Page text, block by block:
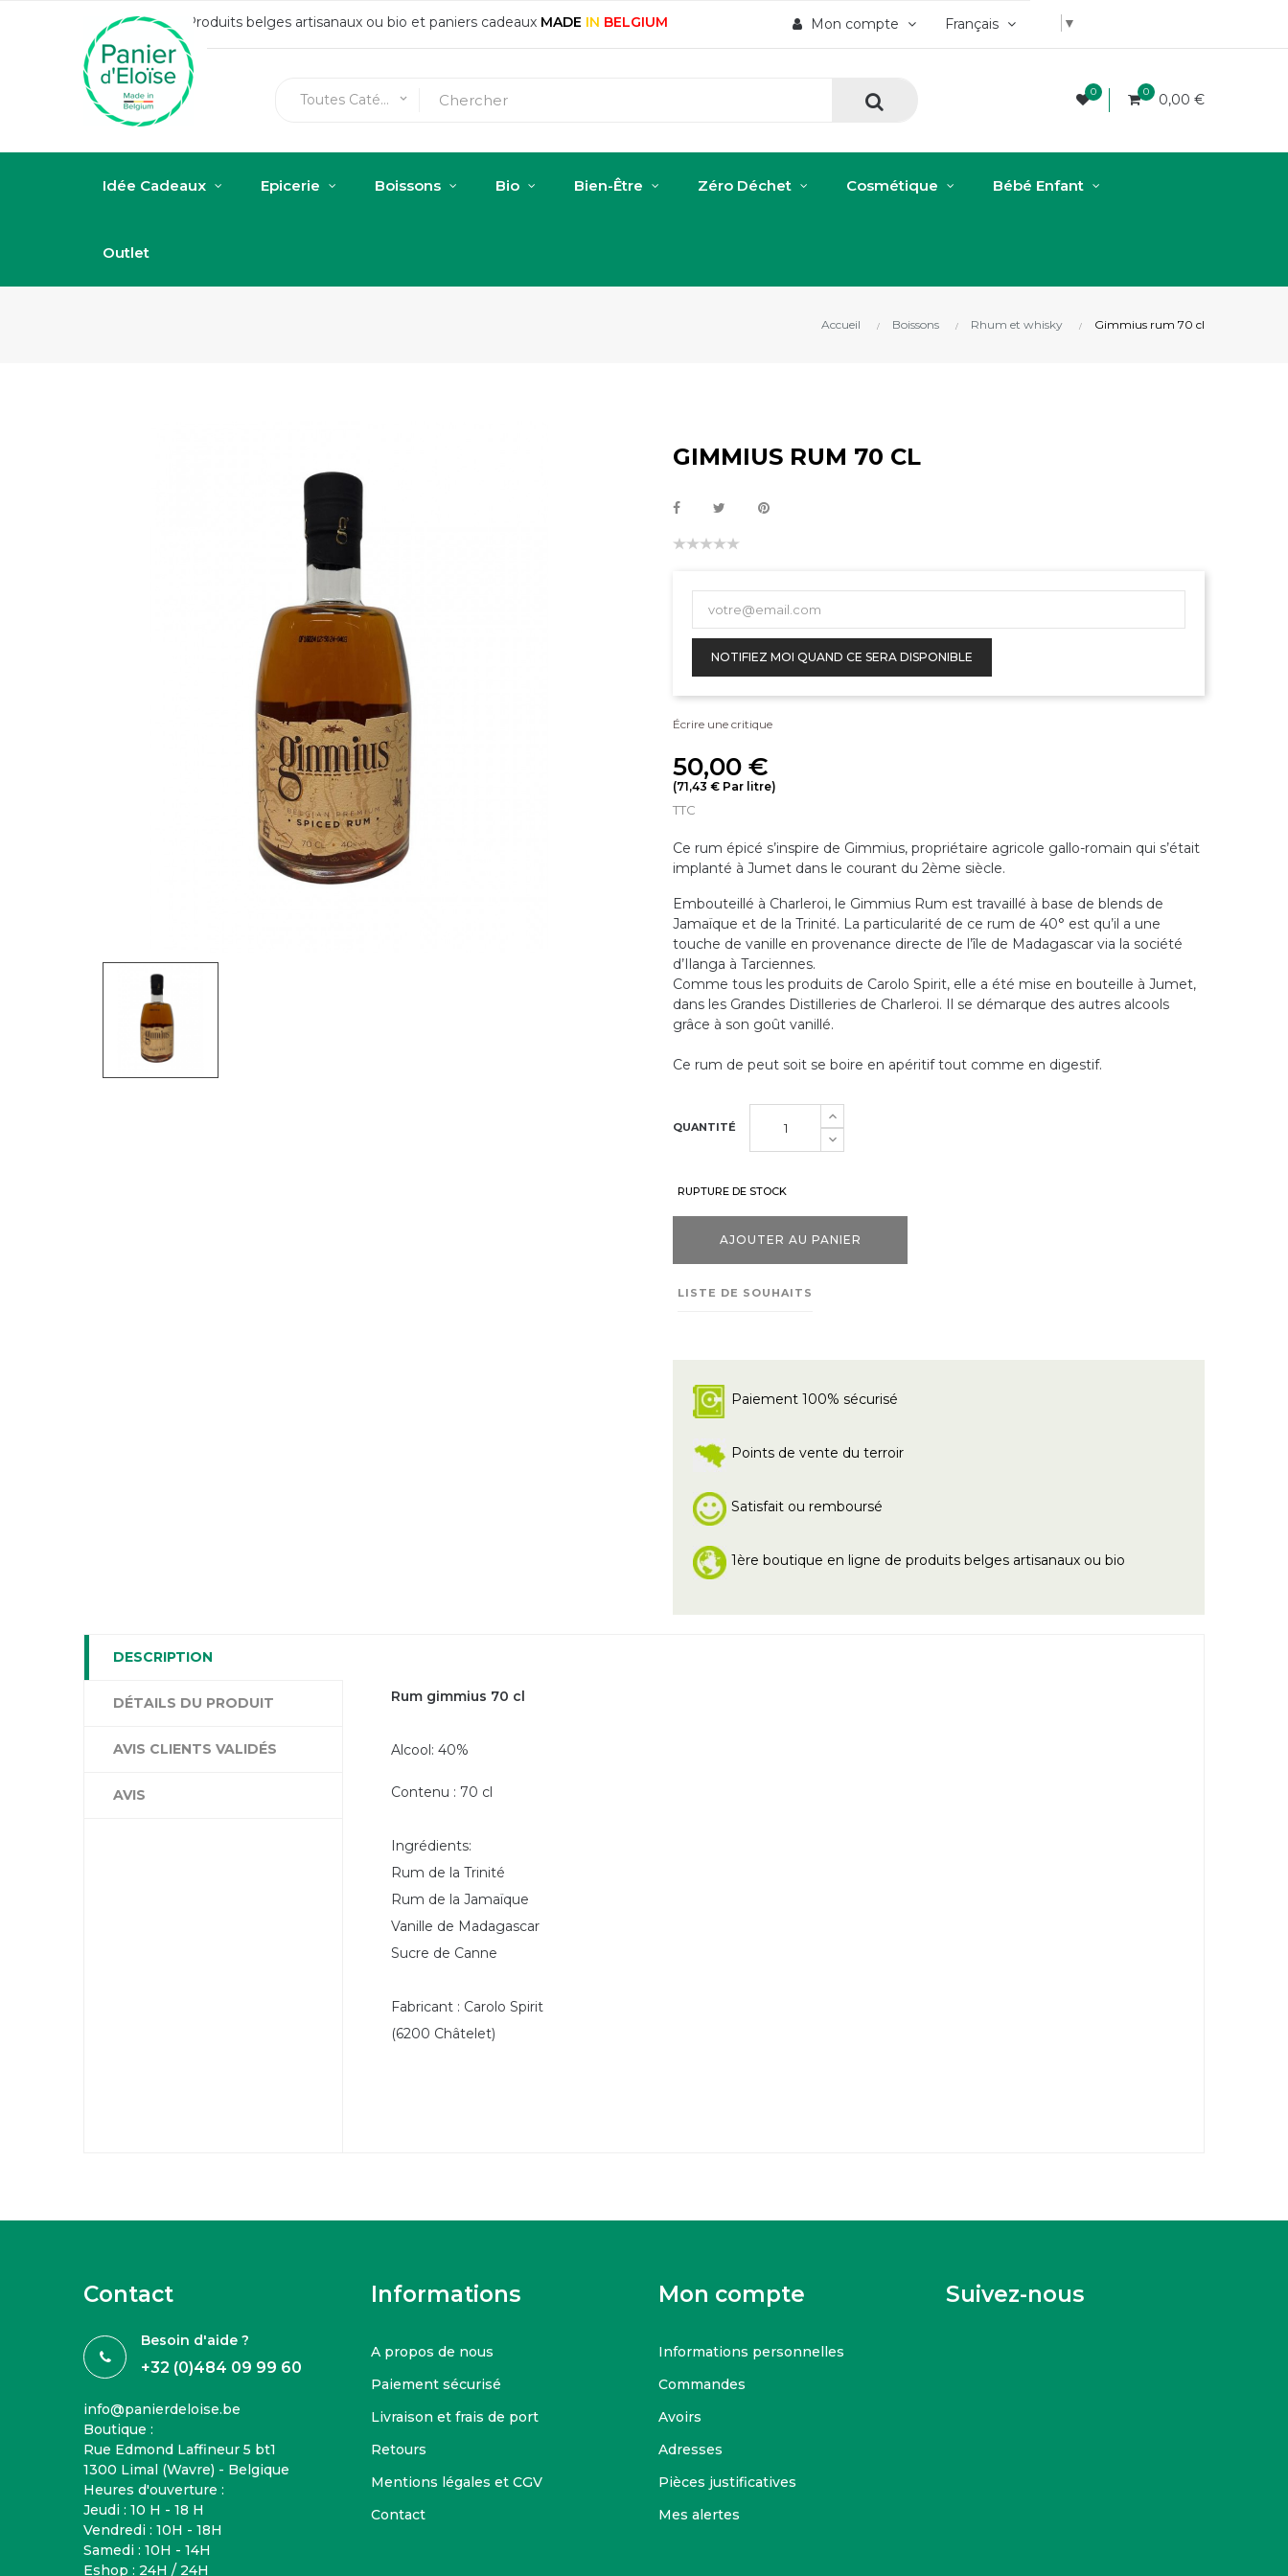
Produits belges artisanaux ou bio et paniers cadeaux MADE IN BELGIUM Français
Mon compte ▼
Toutes Catégories keyboard_arrow_down
0 0 0,00 €
Idée Cadeaux Epicerie Boissons Bio Bien-Être Zéro Déchet Cosmétique Bébé Enfant
Outlet
Accueil Boissons Rhum et whisky Gimmius rum 70 cl
GIMMIUS RUM 70 CL
NOTIFIEZ MOI QUAND CE SERA DISPONIBLE
Écrire une critique
50,00 €
(71,43 € Par litre)
TTC
Ce rum épicé s’inspire de Gimmius, propriétaire agricole gallo-romain qui s’était
implanté à Jumet dans le courant du 2ème siècle.
Embouteillé à Charleroi, le Gimmius Rum est travaillé à base de blends de
Jamaïque et de la Trinité. La particularité de ce rum de 40° est qu’il a une
touche de vanille en provenance directe de l’île de Madagascar via la société
d’Ilanga à Tarciennes.
Comme tous les produits de Carolo Spirit, elle a été mise en bouteille à Jumet,
dans les Grandes Distilleries de Charleroi. Il se démarque des autres alcools
grâce à son goût vanillé.
Ce rum de peut soit se boire en apéritif tout comme en digestif.
QUANTITÉ
RUPTURE DE STOCK
AJOUTER AU PANIER
LISTE DE SOUHAITS
Paiement 100% sécurisé
Points de vente du terroir
Satisfait ou remboursé
1ère boutique en ligne de produits belges artisanaux ou bio
DESCRIPTION
DÉTAILS DU PRODUIT
AVIS CLIENTS VALIDÉS
AVIS
Rum gimmius 70 cl
Alcool: 40%
Contenu : 70 cl
Ingrédients:
Rum de la Trinité
Rum de la Jamaïque
Vanille de Madagascar
Sucre de Canne
Fabricant : Carolo Spirit
(6200 Châtelet)
Contact
Besoin d'aide ?
+32 (0)484 09 99 60
info@panierdeloise.be
Boutique :
Rue Edmond Laffineur 5 bt1
1300 Limal (Wavre) - Belgique
Heures d'ouverture :
Jeudi : 10 H - 18 H
Vendredi : 10H - 18H
Samedi : 10H - 14H
Eshop : 24H / 24H
Informations
A propos de nous
Paiement sécurisé
Livraison et frais de port
Retours
Mentions légales et CGV
Contact
Mon compte
Informations personnelles
Commandes
Avoirs
Adresses
Pièces justificatives
Mes alertes
Suivez-nous